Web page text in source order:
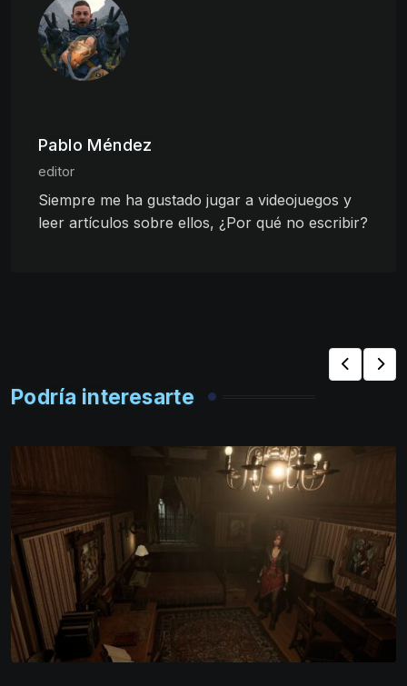
Pablo Méndez
editor
Siempre me ha gustado jugar a videojuegos y
leer artículos sobre ellos, ¿Por qué no escribir?
Podría interesarte